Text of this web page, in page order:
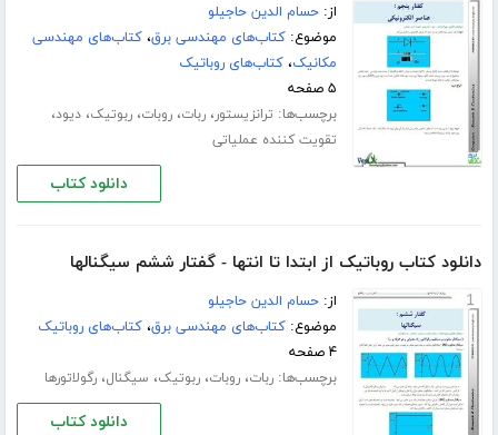
از:حسام الدین حاجیلو
موضوع:کتاب‌های مهندسی برق،کتاب‌های مهندسی
مکانیک،کتاب‌های روباتیک
۵ صفحه
برچسب‌ها: ترانزیستور،ربات،روبات،ربوتیک،دیود،
تقویت کننده عملیاتی
دانلود کتاب
دانلود کتاب روباتیک از ابتدا تا انتها - گفتار ششم سیگنالها
از:حسام الدین حاجیلو
موضوع:کتاب‌های مهندسی برق،کتاب‌های روباتیک
۴ صفحه
برچسب‌ها:ربات،روبات،ربوتیک، سیگنال،رگولاتورها
دانلود کتاب